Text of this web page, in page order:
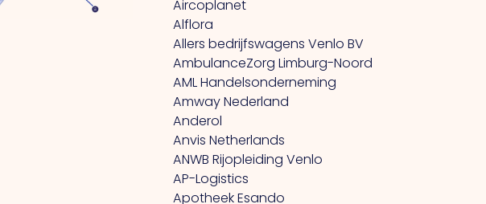
Aircoplanet
Alflora
Allers bedrijfswagens Venlo BV
AmbulanceZorg Limburg-Noord
AML Handelsonderneming
Amway Nederland
Anderol
Anvis Netherlands
ANWB Rijopleiding Venlo
AP-Logistics
Apotheek Esando